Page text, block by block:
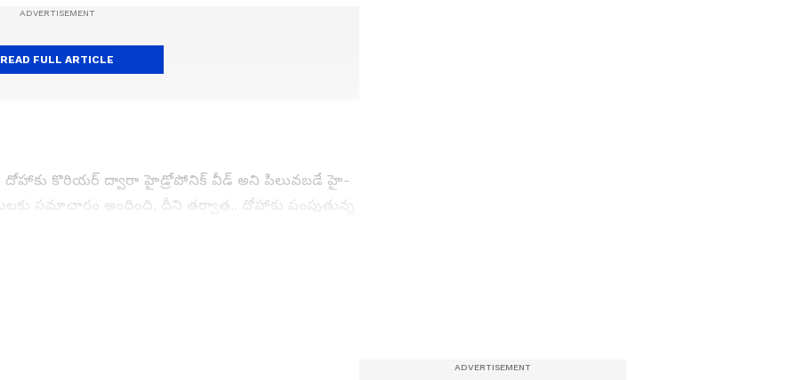
దోహాకు కొరియర్ ద్వారా హైడ్రోపోనిక్ వీడ్ అని పిలువబడే హై-
సమాచారం అందింది. దీని తర్వాత.. దోహాకు పంపుతున్న
READ FULL ARTICLE